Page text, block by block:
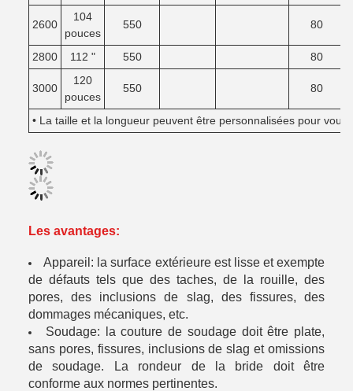
2600
104
pouces
550 80
2800 112 " 550 80
3000
120
pouces
550 80
• La taille et la longueur peuvent être personnalisées pour vous.
Les avantages:
Appareil: la surface extérieure est lisse et exempte
de défauts tels que des taches, de la rouille, des
pores, des inclusions de slag, des fissures, des
dommages mécaniques, etc.
Soudage: la couture de soudage doit être plate,
sans pores, fissures, inclusions de slag et omissions
de soudage. La rondeur de la bride doit être
conforme aux normes pertinentes.